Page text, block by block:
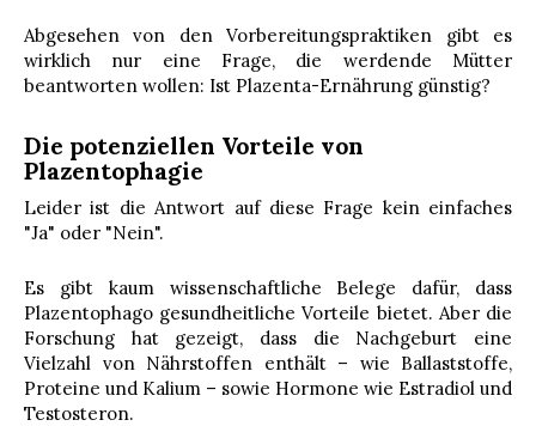
Abgesehen von den Vorbereitungspraktiken gibt es
wirklich nur eine Frage, die werdende Mütter
beantworten wollen: Ist Plazenta-Ernährung günstig?
Die potenziellen Vorteile von
Plazentophagie
Leider ist die Antwort auf diese Frage kein einfaches
"Ja" oder "Nein".
Es gibt kaum wissenschaftliche Belege dafür, dass
Plazentophago gesundheitliche Vorteile bietet. Aber die
Forschung hat gezeigt, dass die Nachgeburt eine
Vielzahl von Nährstoffen enthält – wie Ballaststoffe,
Proteine ​​und Kalium – sowie Hormone wie Estradiol und
Testosteron.